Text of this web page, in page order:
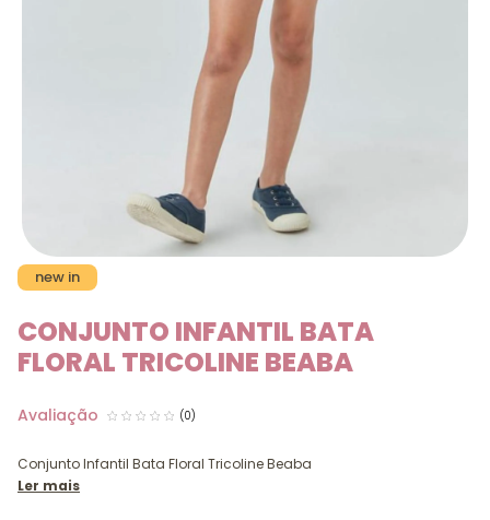
new in
CONJUNTO INFANTIL BATA
FLORAL TRICOLINE BEABA
(0)
Conjunto Infantil Bata Floral Tricoline Beaba
Ler mais